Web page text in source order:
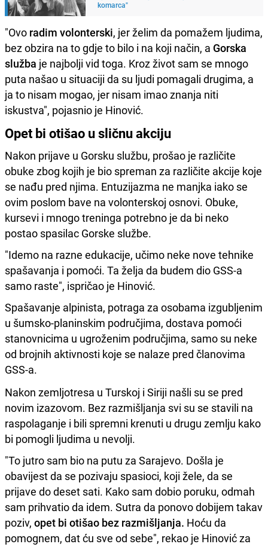
komarca"
"Ovo radim volonterski, jer želim da pomažem ljudima,
bez obzira na to gdje to bilo i na koji način, a Gorska
služba je najbolji vid toga. Kroz život sam se mnogo
puta našao u situaciji da su ljudi pomagali drugima, a
ja to nisam mogao, jer nisam imao znanja niti
iskustva", pojasnio je Hinović.
Opet bi otišao u sličnu akciju
Nakon prijave u Gorsku službu, prošao je različite
obuke zbog kojih je bio spreman za različite akcije koje
se nađu pred njima. Entuzijazma ne manjka iako se
ovim poslom bave na volonterskoj osnovi. Obuke,
kursevi i mnogo treninga potrebno je da bi neko
postao spasilac Gorske službe.
"Idemo na razne edukacije, učimo neke nove tehnike
spašavanja i pomoći. Ta želja da budem dio GSS-a
samo raste", ispričao je Hinović.
Spašavanje alpinista, potraga za osobama izgubljenim
u šumsko-planinskim područjima, dostava pomoći
stanovnicima u ugroženim područjima, samo su neke
od brojnih aktivnosti koje se nalaze pred članovima
GSS-a.
Nakon zemljotresa u Turskoj i Siriji našli su se pred
novim izazovom. Bez razmišljanja svi su se stavili na
raspolaganje i bili spremni krenuti u drugu zemlju kako
bi pomogli ljudima u nevolji.
"To jutro sam bio na putu za Sarajevo. Došla je
obavijest da se pozivaju spasioci, koji žele, da se
prijave do deset sati. Kako sam dobio poruku, odmah
sam prihvatio da idem. Sutra da ponovo dobijem takav
poziv, opet bi otišao bez razmišljanja. Hoću da
pomognem, dat ću sve od sebe", rekao je Hinović za